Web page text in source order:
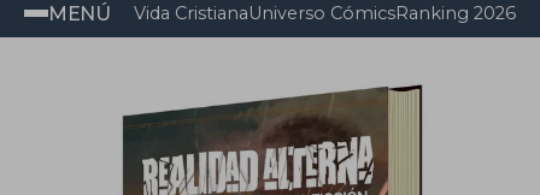
MENÚ Vida CristianaUniverso CómicsRanking 2026